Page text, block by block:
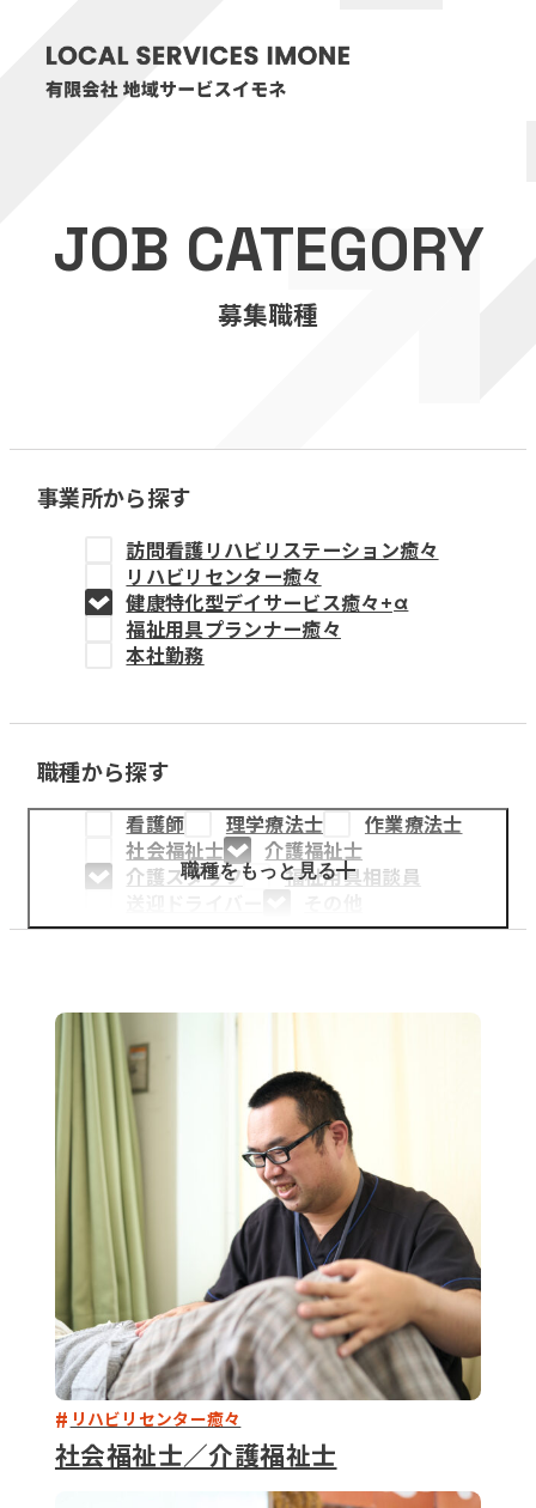
医療・介護事業
訪問看護リハビリステーション癒々
福祉用具プランナー癒々
教育事業
姫路中央こども園
姫路中央保育園
採用情報
医療・介護事業
募集職種
お知らせ
ENTRY
JOB CATEGORY
募集職種
事業所から探す
訪問看護リハビリステーション癒々
リハビリセンター癒々
健康特化型デイサービス癒々+α
福祉用具プランナー癒々
本社勤務
職種から探す
看護師 理学療法士
作業療法士
社会福祉士
介護福祉士
介護スタッフ
福祉用具相談員
職種をもっと見る
リハビリセンター癒々
社会福祉士／介護福祉士